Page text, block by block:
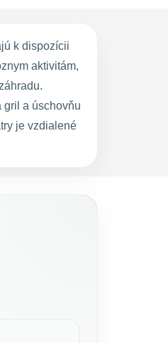
k dispozícii
aktivitám,
gril a úschovňu
je vzdialené